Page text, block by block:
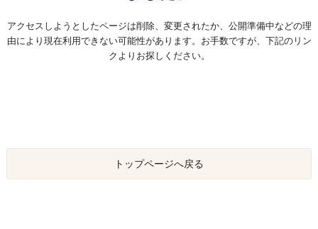
アクセスしようとしたページは削除、変更されたか、公開準備中などの理
由により現在利用できない可能性があります。お手数ですが、下記のリン
クよりお探しください。
トップページへ戻る